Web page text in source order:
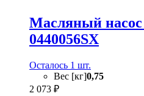
Масляный
0440056SX
Осталось 1 шт.
Вес [кг]0,75
2 073 ₽